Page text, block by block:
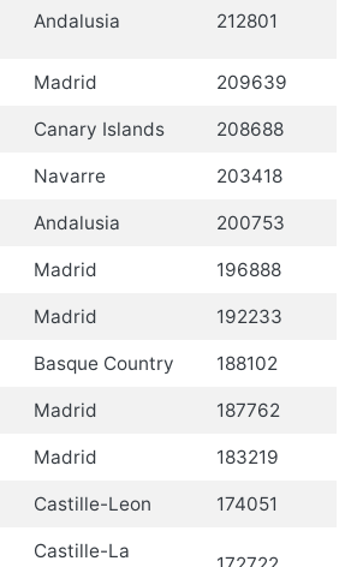
Andalusia 212801
Madrid 209639
Canary Islands 208688
Navarre 203418
Andalusia 200753
Madrid 196888
Madrid 192233
Basque Country 188102
Madrid 187762
Madrid 183219
Castille-Leon 174051
Castille-La